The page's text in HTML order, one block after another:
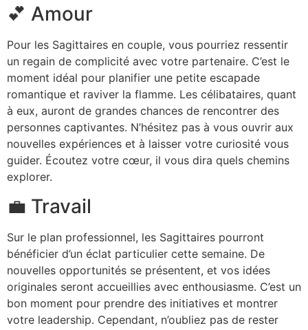
💕 Amour
Pour les Sagittaires en couple, vous pourriez ressentir
un regain de complicité avec votre partenaire. C’est le
moment idéal pour planifier une petite escapade
romantique et raviver la flamme. Les célibataires, quant
à eux, auront de grandes chances de rencontrer des
personnes captivantes. N’hésitez pas à vous ouvrir aux
nouvelles expériences et à laisser votre curiosité vous
guider. Écoutez votre cœur, il vous dira quels chemins
explorer.
💼 Travail
Sur le plan professionnel, les Sagittaires pourront
bénéficier d’un éclat particulier cette semaine. De
nouvelles opportunités se présentent, et vos idées
originales seront accueillies avec enthousiasme. C’est un
bon moment pour prendre des initiatives et montrer
votre leadership. Cependant, n’oubliez pas de rester